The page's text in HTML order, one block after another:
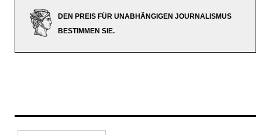
DEN PREIS FÜR UNABHÄNGIGEN JOURNALISMUS
BESTIMMEN SIE.